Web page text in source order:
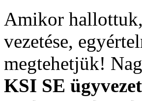
Amikor
vezetése,
megtehetjük!
KSI SE